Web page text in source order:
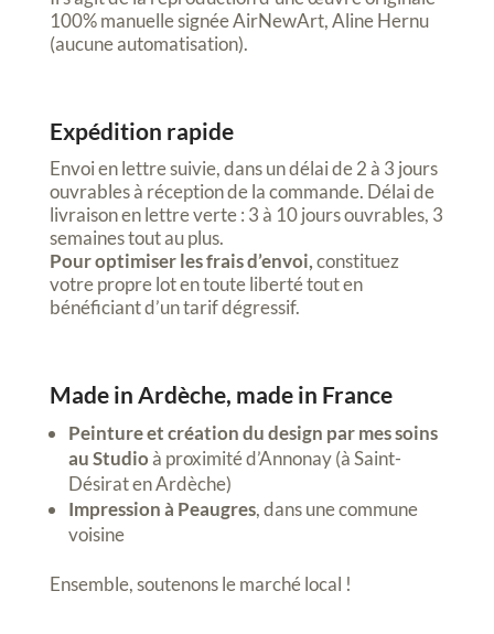
100% manuelle signée AirNewArt, Aline Hernu
(aucune automatisation).
Expédition rapide
Envoi en lettre suivie, dans un délai de 2 à 3 jours
ouvrables à réception de la commande. Délai de
livraison en lettre verte : 3 à 10 jours ouvrables, 3
semaines tout au plus.
Pour optimiser les frais d’envoi,constituez
votre propre lot en toute liberté tout en
bénéficiant d’un tarif dégressif.
Made in Ardèche, made in France
Peinture et création du design par mes soins
au Studioà proximité d’Annonay (à Saint-
Désirat en Ardèche)
Impression à Peaugres, dans une commune
voisine
Ensemble, soutenons le marché local !